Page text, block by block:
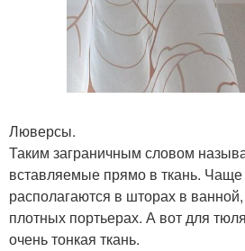
Люверсы.
Таким заграничным словом
вставляемые прямо в ткань. Чаще
располагаются в шторах в
плотных портьерах. А вот для
очень тонкая ткань.